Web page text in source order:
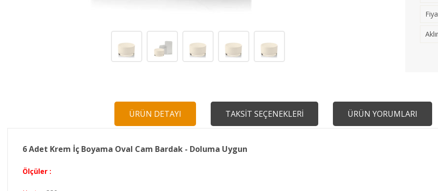
ÜRÜN DETAYI TAKSİT SEÇENEKLERİ ÜRÜN YORUMLARI
6 Adet Krem İç Boyama Oval Cam Bardak - Doluma Uygun
Ölçüler :